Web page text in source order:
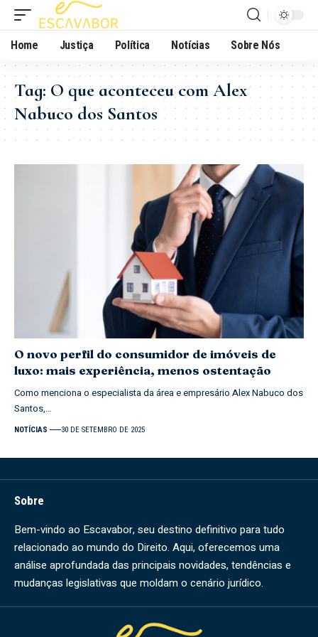
Home Justiça Política Notícias Sobre Nós
Tag:O que aconteceu com Alex
Nabuco dos Santos
O novo perfil do consumidor de imóveis de
luxo: mais experiência, menos ostentação
Como menciona o especialista da área e empresário Alex Nabuco dos
Santos,…
NOTÍCIAS 30 DE SETEMBRO DE 2025
Sobre
Bem-vindo ao Escavabor, seu destino definitivo para tudo
relacionado ao mundo do Direito. Aqui, oferecemos uma
análise aprofundada das principais novidades, tendências e
mudanças legislativas que moldam o cenário jurídico.